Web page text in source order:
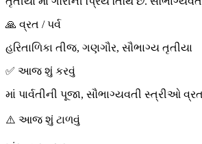
🙏 વ્રત / પર્વ
હરિતાળિકા તીજ, ગણગૌર, સૌભાગ્ય તૃતીયા
✅ આજ શું કરવું
માં પાર્વતીની પૂજા, સૌભાગ્યવતી સ્ત્રીઓ
⚠️ આજ શું ટાળવું